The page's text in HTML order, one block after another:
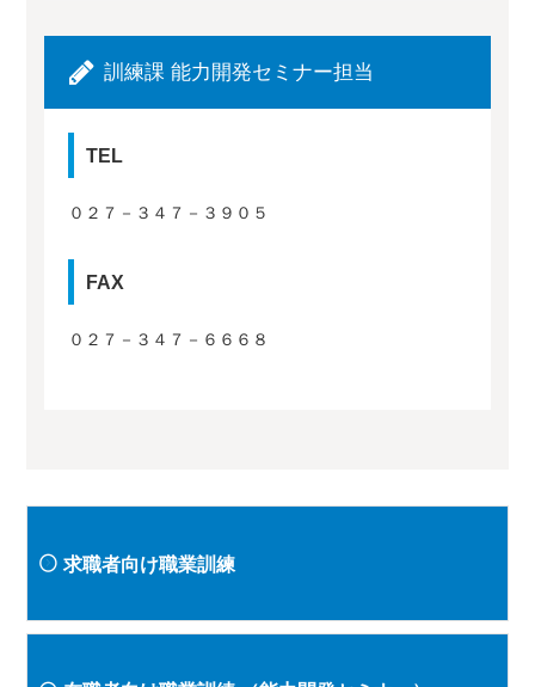
訓練課 能力開発セミナー担当
TEL
０２７－３４７－３９０５
FAX
０２７－３４７－６６６８
求職者向け職業訓練